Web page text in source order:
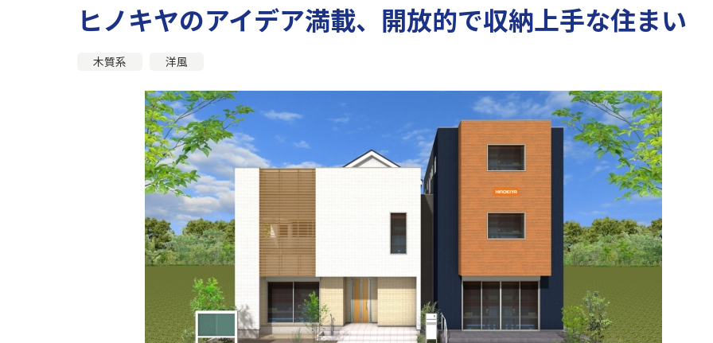
ヒノキヤのアイデア満載、開放的で収納上手な住まい
木質系 洋風